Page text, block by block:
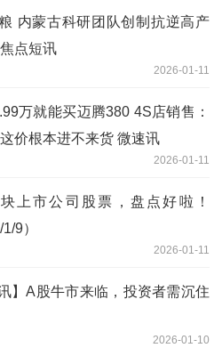
内蒙古科研团队创制抗逆高产
点短讯
2026-01-11
万就能买迈腾380 4S店销售：
价根本进不来货 微速讯
2026-01-11
块上市公司股票，盘点好啦！
9）
2026-01-11
讯】A股牛市来临，投资者需沉住
2026-01-10